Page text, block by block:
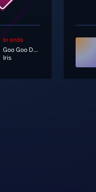
In onda
Goo Goo Dolls
Iris